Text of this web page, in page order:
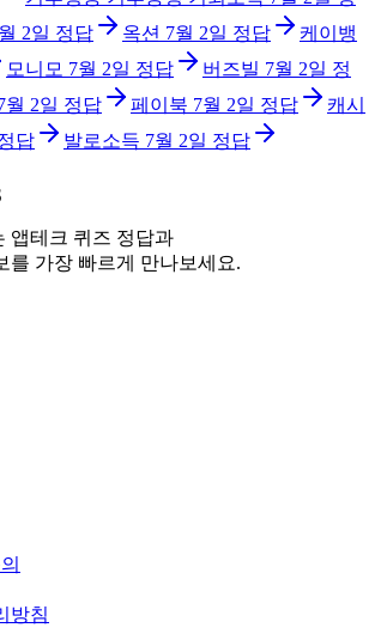
2일 정답 옥션 7월 2일 정답
케이뱅
모니모 7월 2일 정답 버즈빌 7월 2일 정
월 2일 정답 페이북 7월 2일 정답
캐시
답 발로소득 7월 2일 정답
앱테크 퀴즈 정답과
를 가장 빠르게 만나보세요.
방침